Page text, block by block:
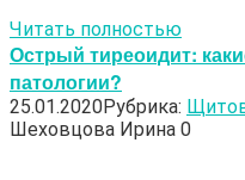
Читать полностью
Острый тиреоидит:
патологии?
25.01.2020Рубрика:
Шеховцова Ирина 0